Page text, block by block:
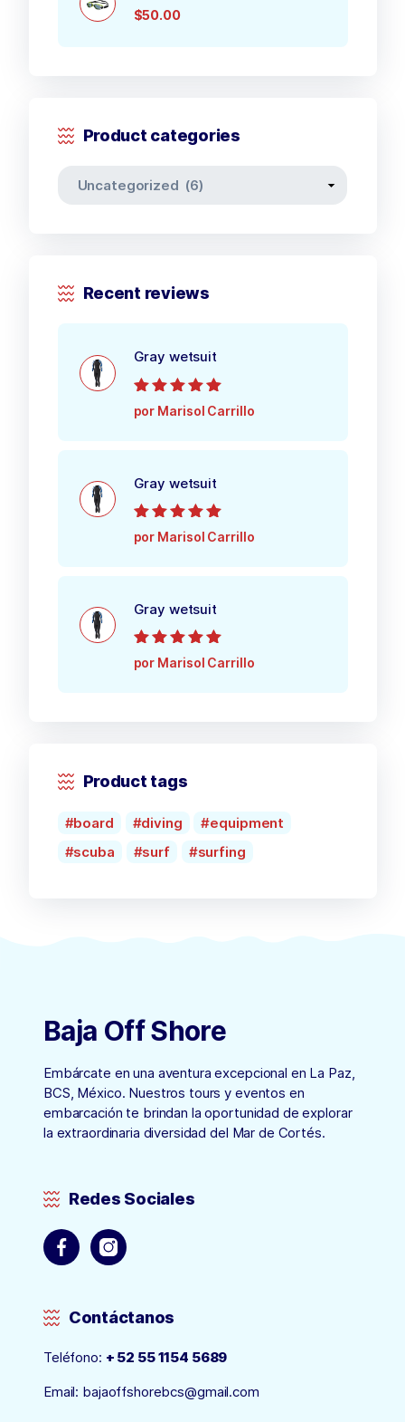
$50.00
Product categories
Recent reviews
Gray wetsuit
Valorado con5
de 5
por Marisol Carrillo
Gray wetsuit
Valorado con5
de 5
por Marisol Carrillo
Gray wetsuit
Valorado con5
de 5
por Marisol Carrillo
Product tags
board diving
equipment
scuba
surf surfing
Baja Off Shore
Embárcate en una aventura excepcional en La Paz,
BCS, México. Nuestros tours y eventos en
embarcación te brindan la oportunidad de explorar
la extraordinaria diversidad del Mar de Cortés.
Redes Sociales
Contáctanos
Teléfono: + 52 55 1154 5689
Email: bajaoffshorebcs@gmail.com